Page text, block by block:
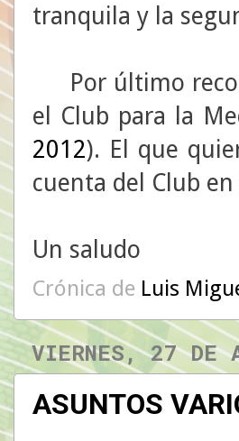
tranquila y la
Por último
el Club para la
2012). El que
cuenta del Club
Un saludo
Crónica de Luis
VIERNES, 27 DE
ASUNTOS